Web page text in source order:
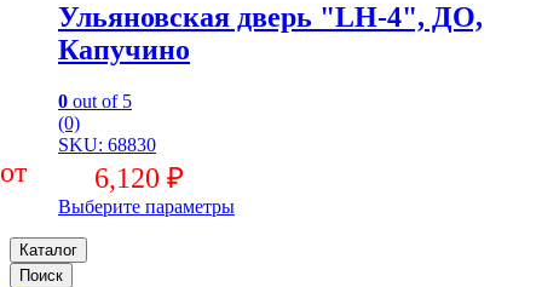
Ульяновская дверь "LH-4", ДО,
Капучино
0 out of 5
(0)
SKU: 68830
6,120 ₽
Выберите параметры
Каталог
Поиск